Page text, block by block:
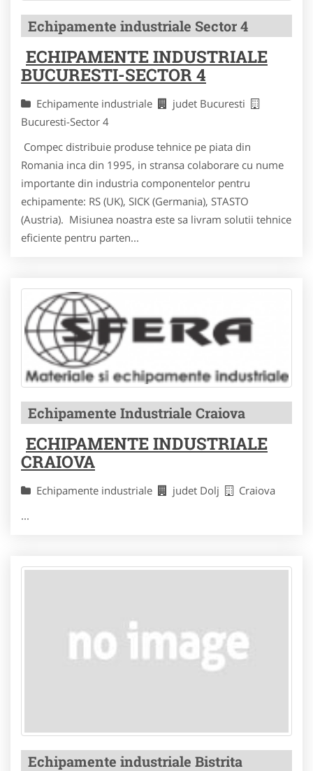
Echipamente industriale Sector 4
ECHIPAMENTE INDUSTRIALE
BUCURESTI-SECTOR 4
Echipamente industriale
judet Bucuresti
Bucuresti-Sector 4
Compec distribuie produse tehnice pe piata din
Romania inca din 1995, in stransa colaborare cu nume
importante din industria componentelor pentru
echipamente: RS (UK), SICK (Germania), STASTO
(Austria). Misiunea noastra este sa livram solutii tehnice
eficiente pentru parten...
Echipamente Industriale Craiova
ECHIPAMENTE INDUSTRIALE
CRAIOVA
Echipamente industriale judet Dolj
Craiova
...
Echipamente industriale Bistrita